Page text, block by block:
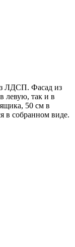
ЛДСП. Фасад из
левую, так и в
50 см в
в собранном виде.